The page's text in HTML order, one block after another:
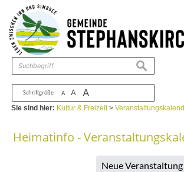
Zum Inhalt ,zur Navigation
Schriftgröße A A A
suchen
Sie sind hier: Kultur & Freizeit>
Heimatinfo -